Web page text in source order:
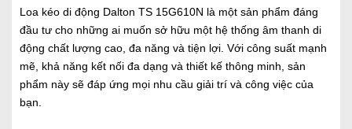
Loa kéo di động Dalton TS 15G610N là một sản phẩm đáng
đầu tư cho những ai muốn sở hữu một hệ thống âm thanh di
động chất lượng cao, đa năng và tiện lợi. Với công suất mạnh
mẽ, khả năng kết nối đa dạng và thiết kế thông minh, sản
phẩm này sẽ đáp ứng mọi nhu cầu giải trí và công việc của
bạn.